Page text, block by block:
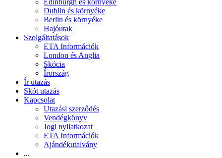
Edinburgh és környéke
Dublin és környéke
Berlin és környéke
Hajóutak
Szolgáltatások
ETA Információk
London és Anglia
Skócia
Írország
Ír utazás
Skót utazás
Kapcsolat
Utazási szerződés
Vendégkönyv
Jogi nyilatkozat
ETA Információk
Ajándékutalvány
...